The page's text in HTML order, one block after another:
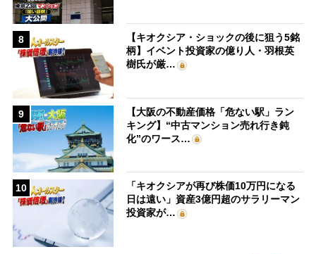
8
【キオクシア・ショックの後に狙う5銘
柄】イベント投資家の億り人・羽根英
樹氏が厳…
9
【大阪の不動産価格「危ない駅」ラン
キング】“中古マンション売れ行き鈍
化”のワース…
10
「キオクシアが再び株価10万円になる
日は遠い」資産3億円超のサラリーマン
投資家が…